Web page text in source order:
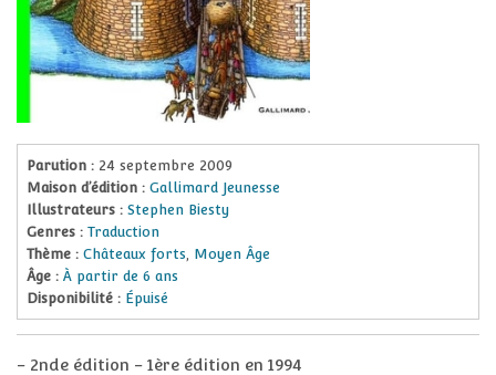
Parution : 24 septembre 2009
Maison d’édition : Gallimard Jeunesse
Illustrateurs : Stephen Biesty
Genres : Traduction
Thème :Châteaux forts Moyen Âge
Âge :À partir de 6 ans
Disponibilité : Épuisé
- 2nde édition - 1ère édition en 1994